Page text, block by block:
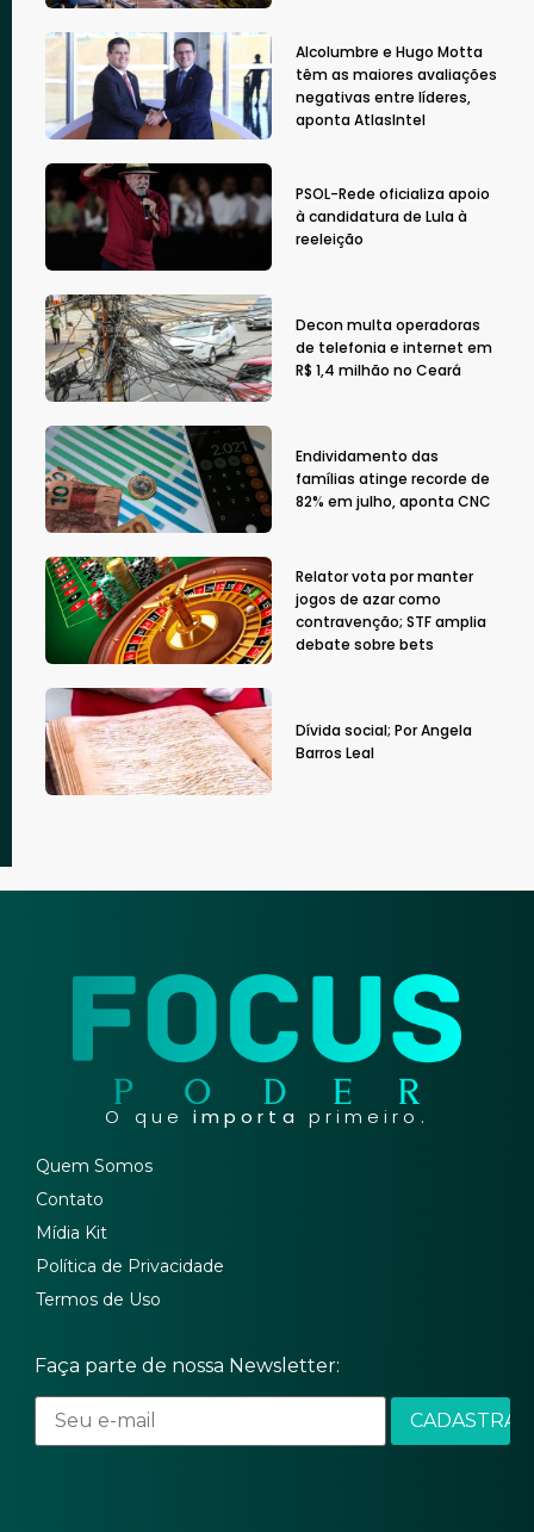
Alcolumbre e Hugo Motta
têm as maiores avaliações
negativas entre líderes,
aponta AtlasIntel
PSOL-Rede oficializa apoio
à candidatura de Lula à
reeleição
Decon multa operadoras
de telefonia e internet em
R$ 1,4 milhão no Ceará
Endividamento das
famílias atinge recorde de
82% em julho, aponta CNC
Relator vota por manter
jogos de azar como
contravenção; STF amplia
debate sobre bets
Dívida social; Por Angela
Barros Leal
O que importa primeiro.
Quem Somos
Contato
Mídia Kit
Política de Privacidade
Termos de Uso
Faça parte de nossa Newsletter: